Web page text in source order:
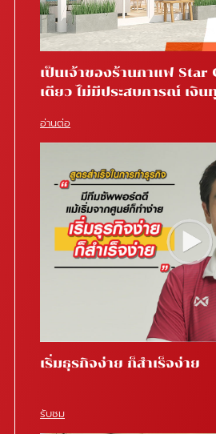
เป็นเจ้าของร้านกาแฟ
เดียว ไม่มีประสบการณ์ เงิน
อ่านต่อ
เริ่มธุรกิจง่าย ก็สำเร็จง่าย
รับชม